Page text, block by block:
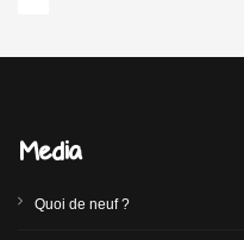
Media
Quoi de neuf ?